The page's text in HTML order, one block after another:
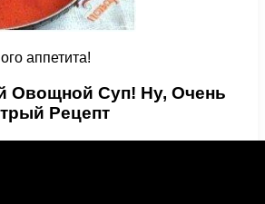
аппетита!
Овощной Суп! Ну, Очень
Рецепт